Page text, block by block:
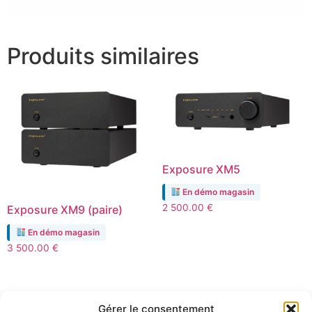
Gérer le consentement
Produits similaires
Exposure XM9 (paire)
En démo magasin
3 500.00 €
Exposure XM5
En démo magasin
2 500.00 €